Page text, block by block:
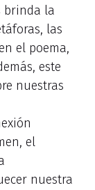
brinda la
las
el poema,
este
nuestras
el
nuestra